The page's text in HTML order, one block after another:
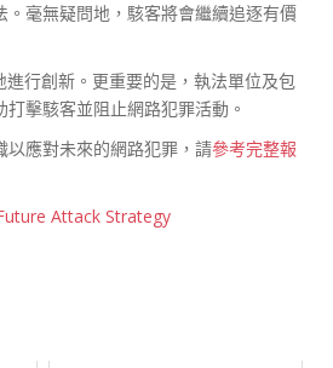
毫無疑問地，駭客將會繼續追逐有價
行創新。更重要的是，執法單位及包
擊駭客並阻止網路犯罪活動。
以應對未來的網路犯罪，請參考完整報
Attack Strategy